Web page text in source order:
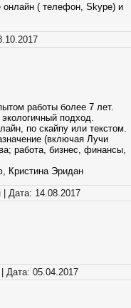
( телефон, Skype) и
работы более 7 лет.
подход.
по скайпу или текстом.
(включая Лучи
работа, бизнес, финансы,
Кристина Эридан
Дата: 14.08.2017
Дата: 05.04.2017